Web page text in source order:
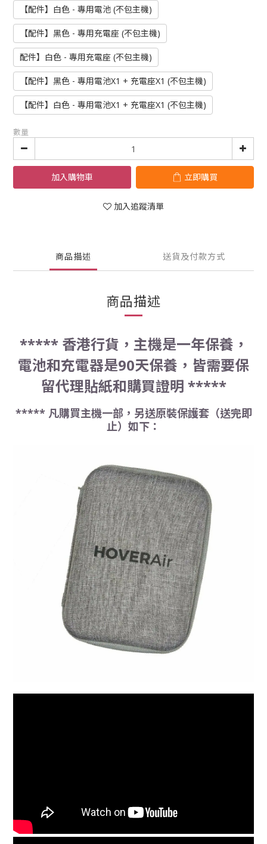
【配件】白色 - 專用電池 (不包主機)
【配件】黑色 - 專用充電座 (不包主機)
配件】白色 - 專用充電座 (不包主機)
【配件】黑色 - 專用電池X1 + 充電座X1 (不包主機)
【配件】白色 - 專用電池X1 + 充電座X1 (不包主機)
數量
加入購物車 立即購買
加入追蹤清單
商品描述 送貨及付款方式
商品描述
***** 香港行貨，主機是一年保養，
電池和充電器是90天保養，皆需要保
留代理貼紙和購買證明 *****
***** 凡購買主機一部，另送原裝保護套（送完即
止）如下：